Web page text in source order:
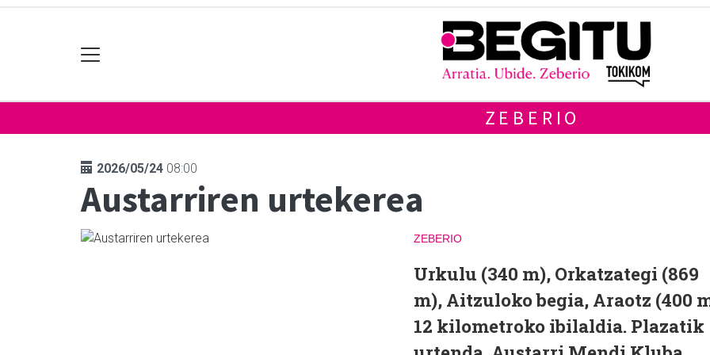
ZEBERIO
2026/05/24 08:00
Austarriren urtekerea
ZEBERIO
Urkulu (340 m), Orkatzategi (869
m), Aitzuloko begia, Araotz (400
12 kilometroko ibilaldia. Plazatik